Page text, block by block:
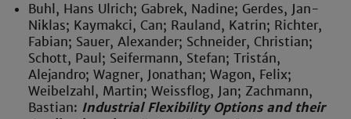
Buhl, Hans Ulrich; Gabrek, Nadine; Gerdes, Jan-
Niklas; Kaymakci, Can; Rauland, Katrin; Richter,
Fabian; Sauer, Alexander; Schneider, Christian;
Schott, Paul; Seifermann, Stefan; Tristán,
Alejandro; Wagner, Jonathan; Wagon, Felix;
Weibelzahl, Martin; Weissflog, Jan; Zachmann,
Bastian: Industrial Flexibility Options and their